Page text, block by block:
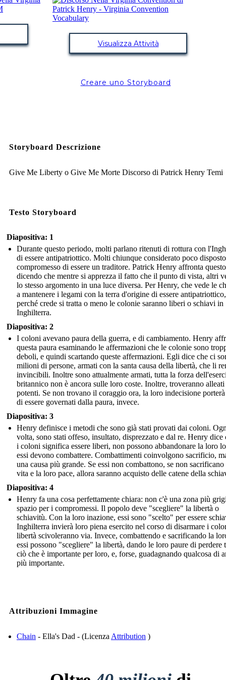
Visualizza Attività
Creare uno Storyboard
Storyboard Descrizione
Give Me Liberty o Give Me Morte Discorso di Patrick Henry Temi
Testo Storyboard
Diapositiva: 1
Durante questo periodo, molti parlano ritenuti di rottura con
di essere antipatriottico. Molti chiunque considerato poco
compromesso di essere un traditore. Patrick Henry affronta questo
dicendo che mentre si apprezza il fatto che il punto di vista, altri
lo stesso argomento in una luce diversa. Per Henry, che vede le
a mantenere i legami con la terra d'origine di essere antipatriottico,
perché crede si tratta o meno le colonie saranno liberi o schiavi in ​​
Inghilterra.
Diapositiva: 2
I coloni avevano paura della guerra, e di cambiamento. Henry
questa paura esaminando le affermazioni che le colonie sono
deboli, e quindi scartando queste affermazioni. Egli dice che ci
milioni di persone, armati con la santa causa della libertà, che li
invincibili. Inoltre sono attualmente armati, tutta la forza
britannico non è ancora sulle loro coste. Inoltre, troveranno alleati
potenti. Se non trovano il coraggio ora, la loro indecisione
di essere governati dalla paura, invece.
Diapositiva: 3
Henry definisce i metodi che sono già stati provati dai coloni.
volta, sono stati offeso, insultato, disprezzato e dal re. Henry dice
i coloni significa essere liberi, non possono abbandonare la loro
essi devono combattere. Combattimenti coinvolgono sacrificio,
una causa più grande. Se essi non combattono, se non
vita e la loro pace, allora saranno acquisto delle catene della
Diapositiva: 4
Henry fa una cosa perfettamente chiara: non c'è una zona più
spazio per i compromessi. Il popolo deve "scegliere" la libertà o
schiavitù. Con la loro inazione, essi sono "scelto" per essere
Inghilterra invierà loro piena esercito nel corso di disarmare i
libertà scivoleranno via. Invece, combattendo e sacrificando la
essi possono "scegliere" la libertà, dando le loro paure di perdere
ciò che è importante per loro, e, forse, guadagnando qualcosa di
più importante.
Attribuzioni Immagine
Chain - Ella's Dad - (Licenza Attribution )